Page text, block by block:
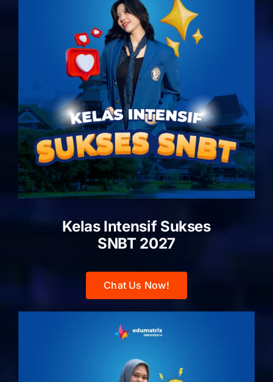
Kelas Intensif Sukses
SNBT 2027
Chat Us Now!